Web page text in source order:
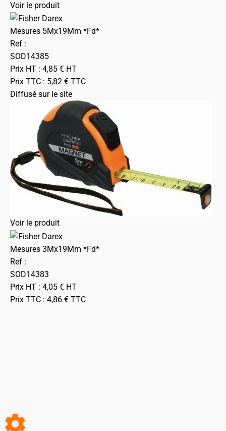
Voir le produit
Mesures 5Mx19Mm *Fd*
Ref :
SOD14385
Prix HT : 4,85 € HT
Prix TTC : 5,82 € TTC
Diffusé sur le site
Voir le produit
Mesures 3Mx19Mm *Fd*
Ref :
SOD14383
Prix HT : 4,05 € HT
Prix TTC : 4,86 € TTC